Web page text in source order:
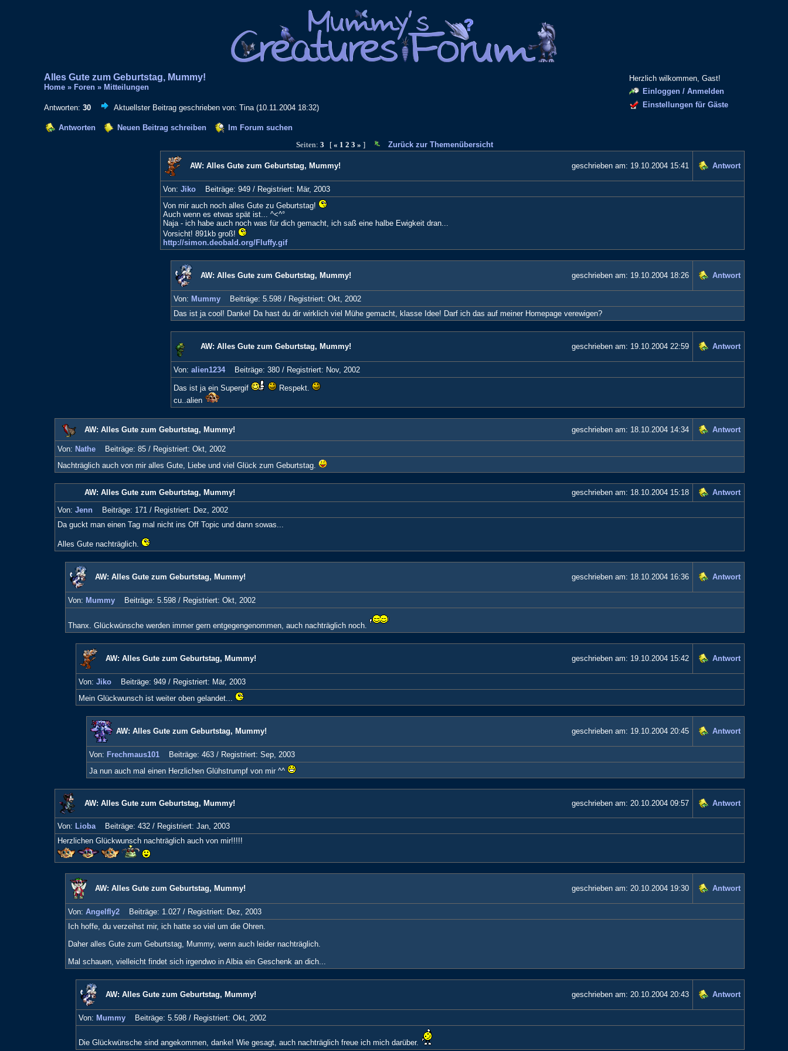
Alles Gute zum Geburtstag, Mummy!
Home» Foren» Mitteilungen
Antworten: 30 Aktuellster Beitrag geschrieben von: Tina (10.11.2004 18:32)
Herzlich wilkommen, Gast!
Einloggen / Anmelden
Einstellungen für Gäste
Antworten Neuen Beitrag schreiben
Im Forum suchen
Seiten: 3 [ « 1 2 3 » ] Zurück zur Themenübersicht
AW: Alles Gute zum Geburtstag, Mummy! geschrieben am: 19.10.2004 15:41 Antwort
Von: Jiko Beiträge: 949 / Registriert: Mär, 2003
Von mir auch noch alles Gute zu Geburtstag!
Auch wenn es etwas spät ist... ^<^°
Naja - ich habe auch noch was für dich gemacht, ich saß eine halbe Ewigkeit dran...
Vorsicht! 891kb groß!
http://simon.deobald.org/Fluffy.gif
AW: Alles Gute zum Geburtstag, Mummy! geschrieben am: 19.10.2004 18:26 Antwort
Von: Mummy Beiträge: 5.598 / Registriert: Okt, 2002
Das ist ja cool! Danke! Da hast du dir wirklich viel Mühe gemacht, klasse Idee! Darf ich das auf meiner Homepage verewigen?
AW: Alles Gute zum Geburtstag, Mummy! geschrieben am: 19.10.2004 22:59 Antwort
Von: alien1234 Beiträge: 380 / Registriert: Nov, 2002
Das ist ja ein Supergif
Respekt.
cu..alien
AW: Alles Gute zum Geburtstag, Mummy! geschrieben am: 18.10.2004 14:34 Antwort
Von: Nathe Beiträge: 85 / Registriert: Okt, 2002
Nachträglich auch von mir alles Gute, Liebe und viel Glück zum Geburtstag.
AW: Alles Gute zum Geburtstag, Mummy! geschrieben am: 18.10.2004 15:18
Antwort
Von: Jenn Beiträge: 171 / Registriert: Dez, 2002
Da guckt man einen Tag mal nicht ins Off Topic und dann sowas...
Alles Gute nachträglich.
AW: Alles Gute zum Geburtstag, Mummy! geschrieben am: 18.10.2004 16:36 Antwort
Von: Mummy Beiträge: 5.598 / Registriert: Okt, 2002
Thanx. Glückwünsche werden immer gern entgegengenommen, auch nachträglich noch.
AW: Alles Gute zum Geburtstag, Mummy! geschrieben am: 19.10.2004 15:42 Antwort
Von: Jiko Beiträge: 949 / Registriert: Mär, 2003
Mein Glückwunsch ist weiter oben gelandet...
AW: Alles Gute zum Geburtstag, Mummy! geschrieben am: 19.10.2004 20:45 Antwort
Von: Frechmaus101 Beiträge: 463 / Registriert: Sep, 2003
Ja nun auch mal einen Herzlichen Glühstrumpf von mir ^^
AW: Alles Gute zum Geburtstag, Mummy! geschrieben am: 20.10.2004 09:57 Antwort
Von: Lioba Beiträge: 432 / Registriert: Jan, 2003
Herzlichen Glückwunsch nachträglich auch von mir!!!!!
AW: Alles Gute zum Geburtstag, Mummy! geschrieben am: 20.10.2004 19:30 Antwort
Von: Angelfly2 Beiträge: 1.027 / Registriert: Dez, 2003
Ich hoffe, du verzeihst mir, ich hatte so viel um die Ohren.
Daher alles Gute zum Geburtstag, Mummy, wenn auch leider nachträglich.
Mal schauen, vielleicht findet sich irgendwo in Albia ein Geschenk an dich...
AW: Alles Gute zum Geburtstag, Mummy! geschrieben am: 20.10.2004 20:43 Antwort
Von: Mummy Beiträge: 5.598 / Registriert: Okt, 2002
Die Glückwünsche sind angekommen, danke! Wie gesagt, auch nachträglich freue ich mich darüber.